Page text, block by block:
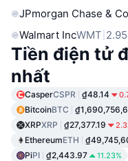
JPmorgan Chase & Co
Walmart IncWMT
Tiền điện tử
nhất
CasperCSPR ₫48.14
BitcoinBTC
XRPXRP ₫27,377.19
EthereumETH
PiPI ₫2,443.97 11.23%